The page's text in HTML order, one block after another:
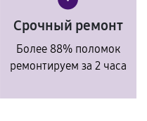
Срочный ремонт
Более 88% поломок
ремонтируем за 2 часа